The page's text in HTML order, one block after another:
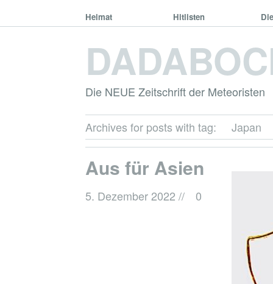
Heimat Hitlisten
Die NEUE Zeitschrift der Meteoristen
Archives for posts with tag: Japan
Aus für Asien
5. Dezember 2022 // 0